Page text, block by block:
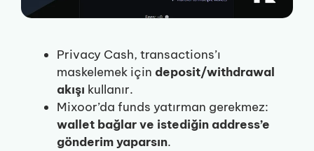
Privacy Cash, transactions’ı
maskelemek için deposit/withdrawal
akışı kullanır.
Mixoor’da funds yatırman gerekmez:
wallet bağlar ve istediğin address’e
gönderim yaparsın.